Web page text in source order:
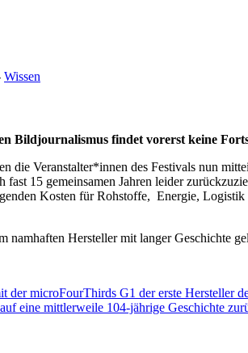
Wissen
Bildjournalismus findet vorerst keine
die Veranstalter*innen des Festivals nun
fast 15 gemeinsamen Jahren leider
Kosten für Rohstoffe, Energie,
namhaften Hersteller mit langer Geschichte
der microFourThirds G1 der erste Hersteller
eine mittlerweile 104-jährige Geschichte